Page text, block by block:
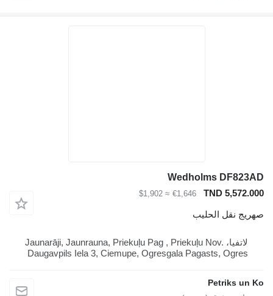
Wedholms DF823AD
TND 5,572.000
€1,646
≈ $1,902
صهريج نقل الحليب
لاتفيا، Jaunarāji, Jaunrauna, Priekuļu Pag , Priekuļu Nov.
Daugavpils Iela 3, Ciemupe, Ogresgala Pagasts, Ogres
Petriks un Ko